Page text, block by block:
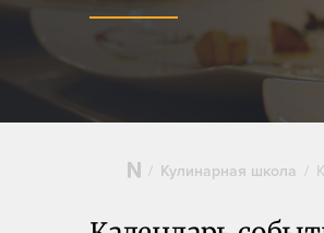
Кулинарная школа